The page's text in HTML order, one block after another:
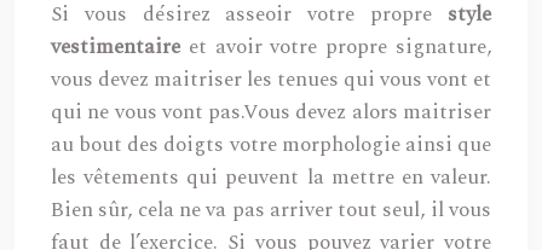
Si vous désirez asseoir votre propre style
vestimentaire et avoir votre propre signature,
vous devez maitriser les tenues qui vous vont et
qui ne vous vont pas.Vous devez alors maitriser
au bout des doigts votre morphologie ainsi que
les vêtements qui peuvent la mettre en valeur.
Bien sûr, cela ne va pas arriver tout seul, il vous
faut de l’exercice. Si vous pouvez varier votre